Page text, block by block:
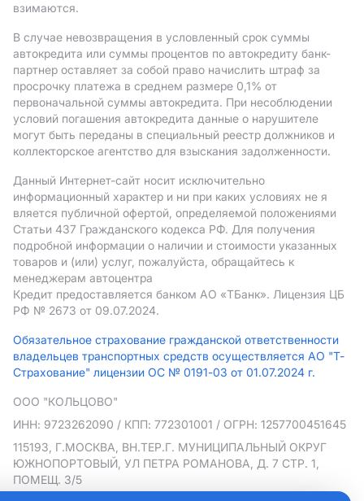
взимаются.
В случае невозвращения в условленный срок суммы
автокредита или суммы процентов по автокредиту банк-
партнер оставляет за собой право начислить штраф за
просрочку платежа в среднем размере 0,1% от
первоначальной суммы автокредита. При несоблюдении
условий погашения автокредита данные о нарушителе
могут быть переданы в специальный реестр должников и
коллекторское агентство для взыскания задолженности.
Данный Интернет-сайт носит исключительно
информационный характер и ни при каких условиях не я
вляется публичной офертой, определяемой положениями
Статьи 437 Гражданского кодекса РФ. Для получения
подробной информации о наличии и стоимости указанных
товаров и (или) услуг, пожалуйста, обращайтесь к
менеджерам автоцентра
Кредит предоставляется банком АO «ТБанк». Лицензия ЦБ
РФ № 2673 от 09.07.2024.
Обязательное страхование гражданской ответственности
владельцев транспортных средств осуществляется АО "Т-
Страхование" лицензии ОС № 0191-03 от 01.07.2024 г.
ООО "КОЛЬЦОВО"
ИНН: 9723262090 / КПП: 772301001 / ОГРН: 1257700451645
115193, Г.МОСКВА, ВН.ТЕР.Г. МУНИЦИПАЛЬНЫЙ ОКРУГ
ЮЖНОПОРТОВЫЙ, УЛ ПЕТРА РОМАНОВА, Д. 7 СТР. 1,
ПОМЕЩ. 3/5